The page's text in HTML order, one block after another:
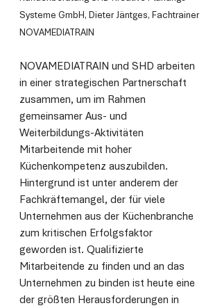
Systeme GmbH, Dieter Jäntges, Fachtrainer
NOVAMEDIATRAIN
NOVAMEDIATRAIN und SHD arbeiten
in einer strategischen Partnerschaft
zusammen, um im Rahmen
gemeinsamer Aus- und
Weiterbildungs-Aktivitäten
Mitarbeitende mit hoher
Küchenkompetenz auszubilden.
Hintergrund ist unter anderem der
Fachkräftemangel, der für viele
Unternehmen aus der Küchenbranche
zum kritischen Erfolgsfaktor
geworden ist. Qualifizierte
Mitarbeitende zu finden und an das
Unternehmen zu binden ist heute eine
der größten Herausforderungen in